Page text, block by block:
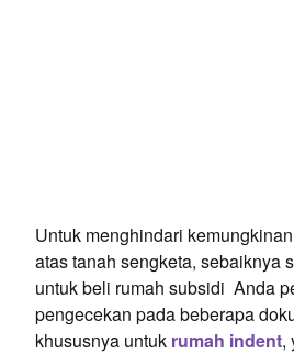
Untuk menghindari
atas tanah sengketa, sebaiknya
untuk beli rumah subsidi Anda
pengecekan pada beberapa
khususnya untuk rumah indent,